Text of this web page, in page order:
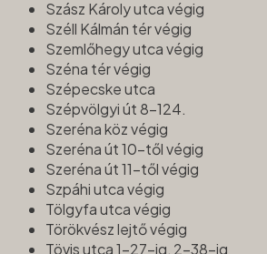
Szász Károly utca végig
Széll Kálmán tér végig
Szemlőhegy utca végig
Széna tér végig
Szépecske utca
Szépvölgyi út 8-124.
Szeréna köz végig
Szeréna út 10-től végig
Szeréna út 11-től végig
Szpáhi utca végig
Tölgyfa utca végig
Törökvész lejtő végig
Tövis utca 1-27-ig, 2-38-ig